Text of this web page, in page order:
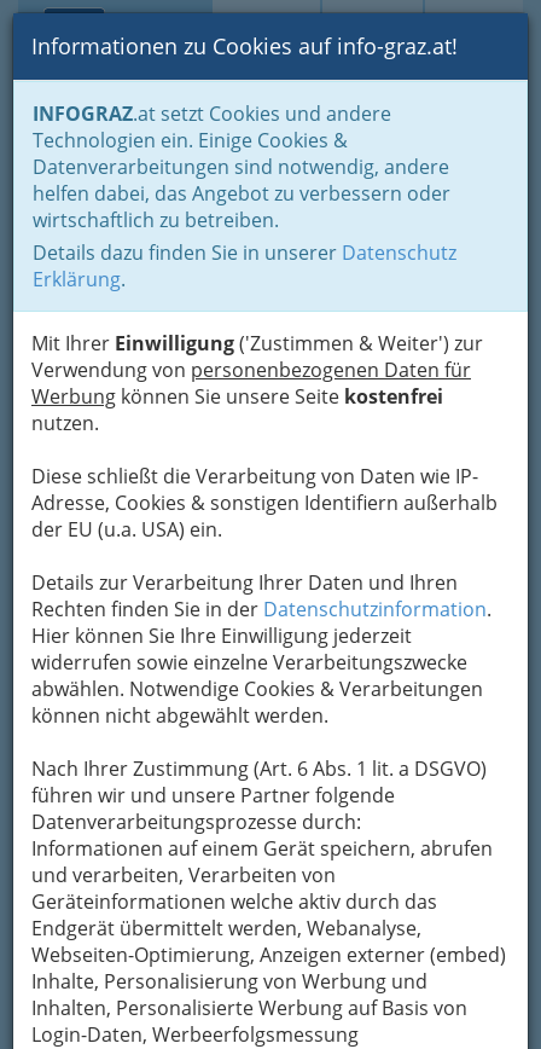
Suche Login Toggle
Informationen zu Cookies auf info-graz.at!
INFOGRAZ.at setzt Cookies und andere
Technologien ein. Einige Cookies &
Datenverarbeitungen sind notwendig, andere
helfen dabei, das Angebot zu verbessern oder
wirtschaftlich zu betreiben.
Details dazu finden Sie in unserer Datenschutz
Erklärung.
Mit Ihrer Einwilligung('Zustimmen & Weiter') zur
Verwendung von personenbezogenen Daten für
Werbung können Sie unsere Seite kostenfrei
nutzen.
Diese schließt die Verarbeitung von Daten wie IP-
Adresse, Cookies & sonstigen Identifiern außerhalb
der EU (u.a. USA) ein.
Details zur Verarbeitung Ihrer Daten und Ihren
Rechten finden Sie in der Datenschutzinformation.
Hier können Sie Ihre Einwilligung jederzeit
widerrufen sowie einzelne Verarbeitungszwecke
abwählen. Notwendige Cookies & Verarbeitungen
können nicht abgewählt werden.
Nach Ihrer Zustimmung (Art. 6 Abs. 1 lit. a DSGVO)
führen wir und unsere Partner folgende
Datenverarbeitungsprozesse durch:
Informationen auf einem Gerät speichern, abrufen
und verarbeiten, Verarbeiten von
Geräteinformationen welche aktiv durch das
Endgerät übermittelt werden, Webanalyse,
Webseiten-Optimierung, Anzeigen externer (embed)
Inhalte, Personalisierung von Werbung und
Inhalten, Personalisierte Werbung auf Basis von
Login-Daten, Werbeerfolgsmessung
Home Fotos
Nach Locations gruppiert
Kunstfreiraum Papierfabrik
Vernissage: Die
Langsamkeit der Kunst
Vernissage: Die Langsamkeit der Kunst - Kunstfreiraum
Papierfabrik - 13. März 2015 - 001
Vergrößern
Previous